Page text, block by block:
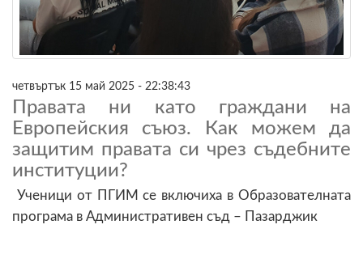
четвъртък 15 май 2025 - 22:38:43
Правата ни като граждани на
Европейския съюз. Как можем да
защитим правата си чрез съдебните
институции?
Ученици от ПГИМ се включиха в Образователната
програма в Административен съд – Пазарджик